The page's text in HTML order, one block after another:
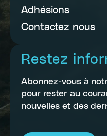
Adhésions
Contactez nous
Restez
Abonnez-vous à
pour rester au
nouvelles et des